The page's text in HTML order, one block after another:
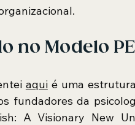
no Modelo
aqui é uma
fundadores da
A Visionary New